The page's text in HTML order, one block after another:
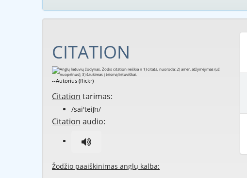
CITATION
--Autorius (flickr)
Citation tarimas:
/sai'teiʃn/
Citation audio:
Žodžio paaiškinimas anglų kalba: